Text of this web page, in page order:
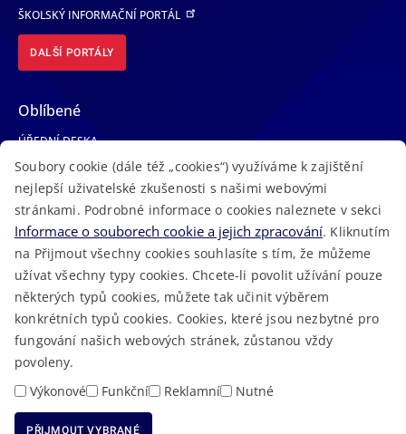
ŠKOLSKÝ INFORMAČNÍ PORTÁL
DALŠÍ PORTÁLY
Oblíbené
ÚŘEDNÍ DESKA
TELEFONNÍ SEZNAM
LÉKAŘSKÁ POHOTOVOST
VOLNÁ MÍSTA
AKTUALITY
2023 © Královéhradecký kraj • Vytvořeno vMacron Software
RSS • Mapa stránek •Cookies Prohlášení o přístupnosti
Soubory cookie (dále též „cookies“) využíváme k zajištění
nejlepší uživatelské zkušenosti s našimi webovými
stránkami. Podrobné informace o cookies naleznete v sekci
Informace o souborech cookie a jejich zpracování. Kliknutím
na Přijmout všechny cookies souhlasíte s tím, že můžeme
užívat všechny typy cookies. Chcete-li povolit užívání pouze
některých typů cookies, můžete tak učinit výběrem
konkrétních typů cookies. Cookies, které jsou nezbytné pro
fungování našich webových stránek, zůstanou vždy
povoleny.
Výkonové
Funkční Reklamní Nutné
PŘIJMOUT VYBRANÉ